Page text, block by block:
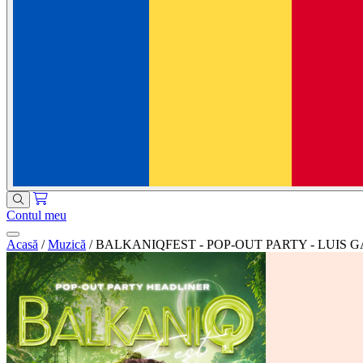
Contul meu
Acasă / Muzică / BALKANIQFEST - POP-OUT PARTY - LUIS